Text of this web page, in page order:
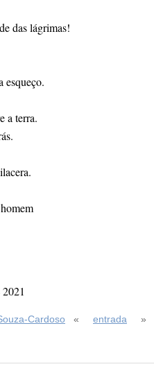
das lágrimas!
esqueço.
a terra.
Cardoso « entrada »